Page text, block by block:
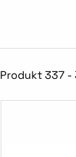
Produkt 337